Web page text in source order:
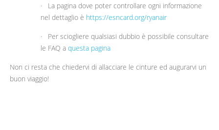
· La pagina dove poter controllare ogni informazione
nel dettaglio è https://esncard.org/ryanair
· Per sciogliere qualsiasi dubbio è possibile consultare
le FAQ a questa pagina
Non ci resta che chiedervi di allacciare le cinture ed augurarvi un
buon viaggio!